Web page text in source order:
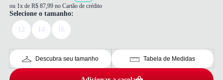
ou 1x de R$ 87,99 no Cartão de crédito
Selecione o tamanho:
12 14 16
Descubra seu tamanho Tabela de Medidas